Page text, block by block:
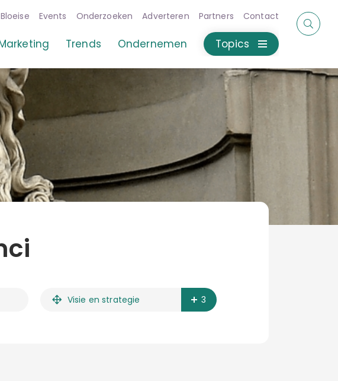
Events Onderzoeken Adverteren Partners Contact
Trends Ondernemen Topics
Visie en strategie 3